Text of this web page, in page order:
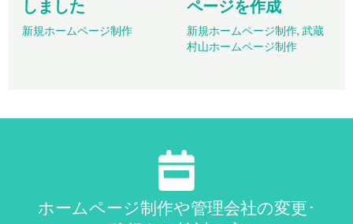
しました
新規ホームページ制作
ページを作成
新規ホームページ制作, 武蔵
村山ホームページ制作
ホームページ制作や管理会社の変更･